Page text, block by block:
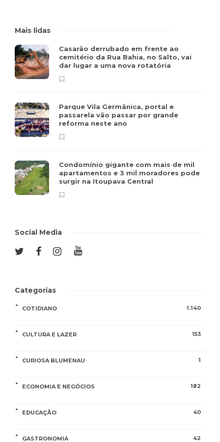
Mais lidas
Casarão derrubado em frente ao
cemitério da Rua Bahia, no Salto, vai
dar lugar a uma nova rotatória
Parque Vila Germânica, portal e
passarela vão passar por grande
reforma neste ano
Condomínio gigante com mais de mil
apartamentos e 3 mil moradores pode
surgir na Itoupava Central
Social Media
Categorias
COTIDIANO 1.140
CULTURA E LAZER 153
CURIOSA BLUMENAU 1
ECONOMIA E NEGÓCIOS 182
EDUCAÇÃO 40
GASTRONOMIA 42